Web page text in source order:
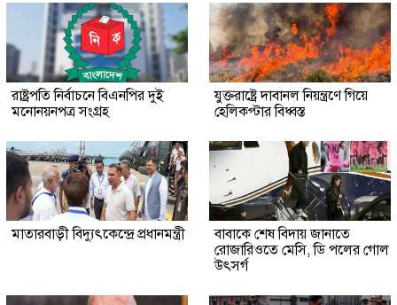
রাষ্ট্রপতি নির্বাচনে বিএনপির দুই
মনোনয়নপত্র সংগ্রহ
যুক্তরাষ্ট্রে দাবানল নিয়ন্ত্রণে গিয়ে
হেলিকপ্টার বিধ্বস্ত
মাতারবাড়ী বিদ্যুৎকেন্দ্রে প্রধানমন্ত্রী
বাবাকে শেষ বিদায় জানাতে
রোজারিওতে মেসি, ডি পলের গোল
উৎসর্গ